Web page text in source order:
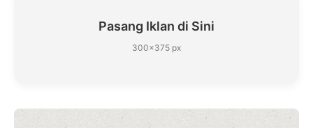
Pasang Iklan di Sini
300×375 px